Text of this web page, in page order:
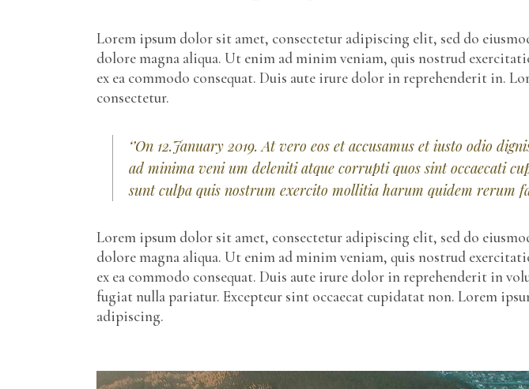
Lorem ipsum dolor sit amet, consectetur adipiscing elit, sed do
dolore magna aliqua. Ut enim ad minim veniam, quis nostrud
ex ea commodo consequat. Duis aute irure dolor in reprehenderit in.
consectetur.
‘’On 12.January 2019. At vero eos et accusamus et iusto odio
ad minima veni um deleniti atque corrupti quos sint occaecati
sunt culpa quis nostrum exercito mollitia harum quidem rerum
Lorem ipsum dolor sit amet, consectetur adipiscing elit, sed do
dolore magna aliqua. Ut enim ad minim veniam, quis nostrud
ex ea commodo consequat. Duis aute irure dolor in reprehenderit in
fugiat nulla pariatur. Excepteur sint occaecat cupidatat non. Lorem
adipiscing.